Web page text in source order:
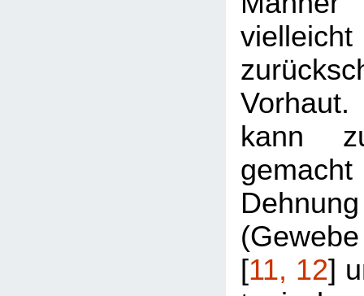
kann
[11, 12]